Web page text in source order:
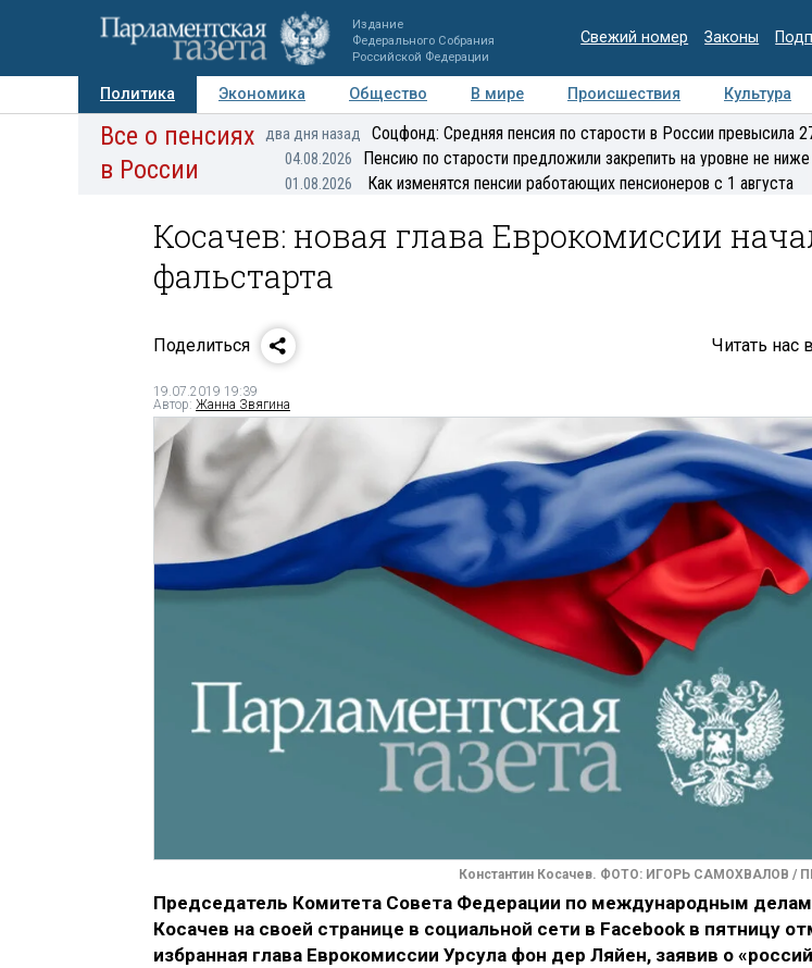
Издание
Федерального Собрания
Российской Федерации
Свежий номер Законы
Политика Экономика Общество В мире Происшествия Культура
Авторы Персоны Мнения Регионы Медиацентр Интервью
Все о пенсиях
в России
два дня назад Соцфонд: Средняя пенсия по старости в России превысила
04.08.2026 Пенсию по старости предложили закрепить на уровне не ниже
01.08.2026 Как изменятся пенсии работающих пенсионеров с 1 августа
Косачев: новая глава Еврокомиссии
фальстарта
Поделиться Читать нас в
19.07.2019 19:39
Автор: Жанна Звягина
Константин Косачев. ФОТО: ИГОРЬ САМОХВАЛОВ /
Председатель Комитета Совета Федерации по международным
Косачев на своей странице в социальной сети в Facebook в пятницу
избранная глава Еврокомиссии Урсула фон дер Ляйен, заявив о